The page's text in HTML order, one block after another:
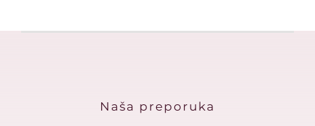
Naša preporuka